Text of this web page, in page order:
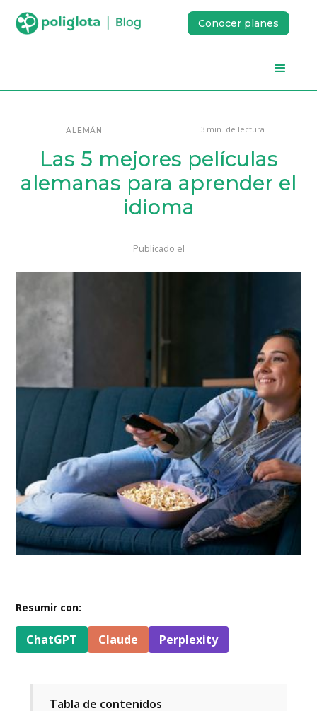
Conocer planes
ALEMÁN 3 min. de lectura
Las 5 mejores películas
alemanas para aprender el
idioma
Publicado el
Resumir con:
ChatGPT Claude Perplexity
Tabla de contenidos